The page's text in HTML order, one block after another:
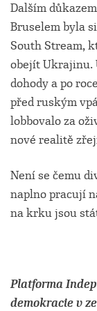
Dalším
Bruselem byla
South Stream,
obejít Ukrajinu.
dohody a po
před ruským
lobbovalo za
nové realitě
Není se čemu
naplno pracují
na krku jsou
Platforma
demokracie v